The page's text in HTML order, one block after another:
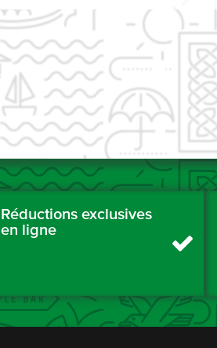
Réductions exclusives
en ligne